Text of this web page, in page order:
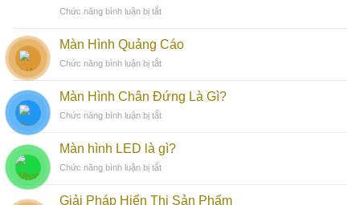
Chức năng bình luận bị tắtở
Pháp
Cho
Phòng
Màn Hình Quảng Cáo
Chức năng bình luận bị tắtở
Hình
Quảng
Cáo
Màn Hình Chân Đứng Là Gì?
Chức năng bình luận bị tắtở
Hình
Chân
Đứng
Gì?
Màn hình LED là gì?
Chức năng bình luận bị tắtở
hình
Giải Pháp Hiển Thị Sản Phẩm